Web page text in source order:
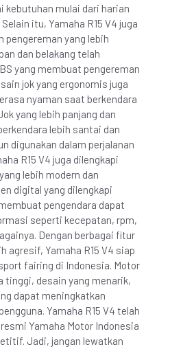
kebutuhan mulai dari harian
itu, Yamaha R15 V4 juga
pengereman yang lebih
dan belakang telah
yang membuat pengereman
jok yang ergonomis juga
nyaman saat berkendara
yang lebih panjang dan
lebih santai dan
digunakan dalam perjalanan
R15 V4 juga dilengkapi
lebih modern dan
digital yang dilengkapi
pengendara dapat
seperti kecepatan, rpm,
Dengan berbagai fitur
agresif, Yamaha R15 V4 siap
fairing di Indonesia. Motor
tinggi, desain yang menarik,
dapat meningkatkan
Yamaha R15 V4 telah
Yamaha Motor Indonesia
Jadi, jangan lewatkan